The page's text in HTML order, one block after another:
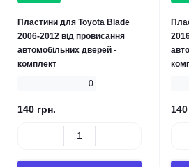
Пластини для Toyota Blade
2006-2012 від провисання
автомобільних дверей -
комплект
0
140 грн.